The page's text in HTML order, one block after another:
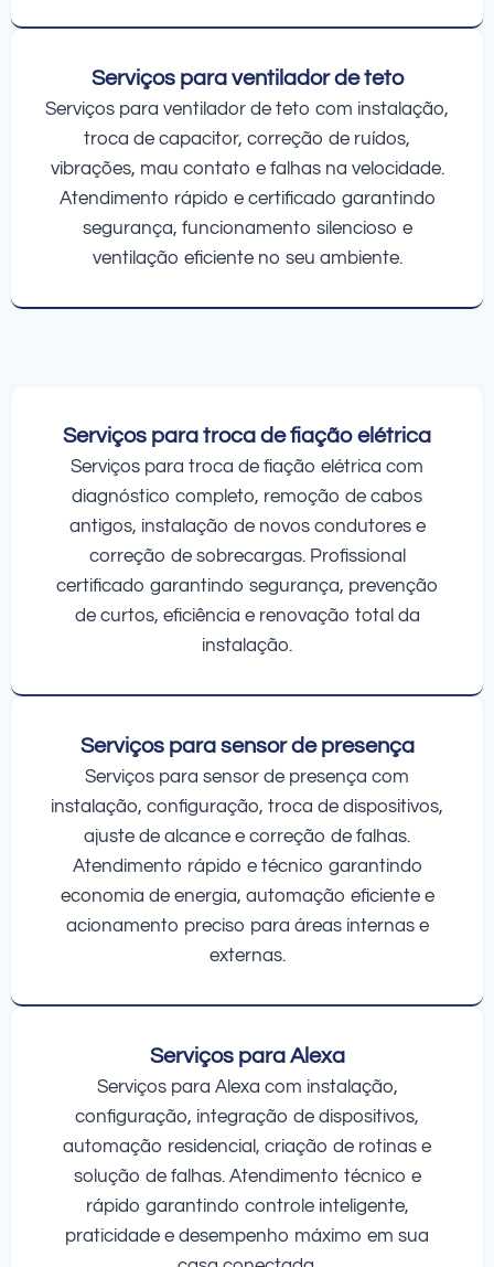
Serviços para ventilador de teto
Serviços para ventilador de teto com instalação,
troca de capacitor, correção de ruídos,
vibrações, mau contato e falhas na velocidade.
Atendimento rápido e certificado garantindo
segurança, funcionamento silencioso e
ventilação eficiente no seu ambiente.
Serviços para troca de fiação elétrica
Serviços para troca de fiação elétrica com
diagnóstico completo, remoção de cabos
antigos, instalação de novos condutores e
correção de sobrecargas. Profissional
certificado garantindo segurança, prevenção
de curtos, eficiência e renovação total da
instalação.
Serviços para sensor de presença
Serviços para sensor de presença com
instalação, configuração, troca de dispositivos,
ajuste de alcance e correção de falhas.
Atendimento rápido e técnico garantindo
economia de energia, automação eficiente e
acionamento preciso para áreas internas e
externas.
Serviços para Alexa
Serviços para Alexa com instalação,
configuração, integração de dispositivos,
automação residencial, criação de rotinas e
solução de falhas. Atendimento técnico e
rápido garantindo controle inteligente,
praticidade e desempenho máximo em sua